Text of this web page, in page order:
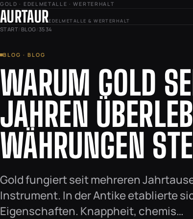
GOLD · EDELMETALLE · WERTERHALT
AURTAUREDELMETALLE & WERTERHALT
START/ BLOG/3534
BLOG · BLOG
WARUM GOLD
JAHREN
WÄHRUNGEN
Gold fungiert seit mehreren
Instrument. In der Antike etablierte
Eigenschaften. Knappheit, chemis…